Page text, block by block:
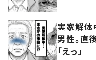
実家解
男性。直
「えっ」